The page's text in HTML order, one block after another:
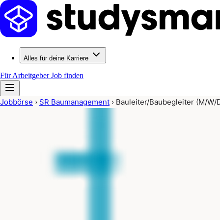
Alles für deine Karriere
Für ArbeitgeberJob finden
Jobbörse › SR Baumanagement › Bauleiter/Baubegleiter (M/W/